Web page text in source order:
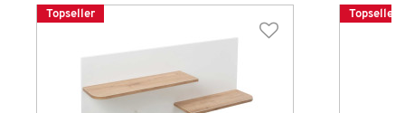
Topseller Topseller